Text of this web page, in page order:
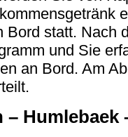
Bord statt. Nach
und Sie
an Bord. Am
– Humlebaek